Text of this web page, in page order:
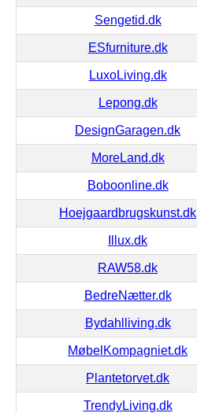
Sengetid.dk
ESfurniture.dk
LuxoLiving.dk
Lepong.dk
DesignGaragen.dk
MoreLand.dk
Boboonline.dk
Hoejgaardbrugskunst.dk
Illux.dk
RAW58.dk
BedreNætter.dk
Bydahlliving.dk
MøbelKompagniet.dk
Plantetorvet.dk
TrendyLiving.dk